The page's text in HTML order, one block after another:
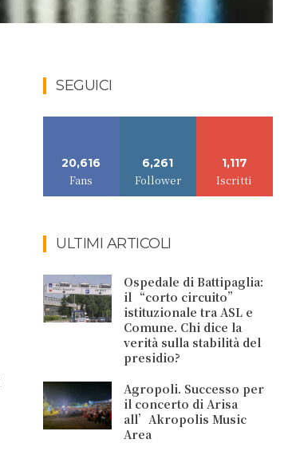
SEGUICI
20,616
Fans
6,261
Follower
1,117
Iscritti
ULTIMI ARTICOLI
Ospedale di Battipaglia:
il “corto circuito”
istituzionale tra ASL e
Comune. Chi dice la
verità sulla stabilità del
presidio?
Agropoli. Successo per
il concerto di Arisa
all’Akropolis Music
Area